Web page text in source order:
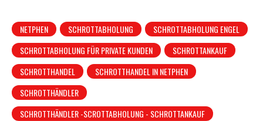
NETPHEN SCHROTTABHOLUNG
SCHROTTABHOLUNG ENGEL
SCHROTTABHOLUNG FÜR PRIVATE KUNDEN
SCHROTTANKAUF
SCHROTTHANDEL
SCHROTTHANDEL IN NETPHEN
SCHROTTHÄNDLER
SCHROTTHÄNDLER -SCROTTABHOLUNG - SCHROTTANKAUF